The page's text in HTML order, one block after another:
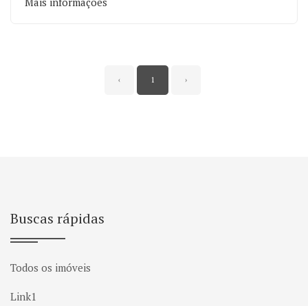
‹ 1 ›
Buscas rápidas
Todos os imóveis
Link1